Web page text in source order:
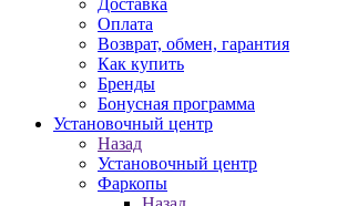
Доставка
Оплата
Возврат, обмен, гарантия
Как купить
Бренды
Бонусная программа
Установочный центр
Назад
Установочный центр
Фаркопы